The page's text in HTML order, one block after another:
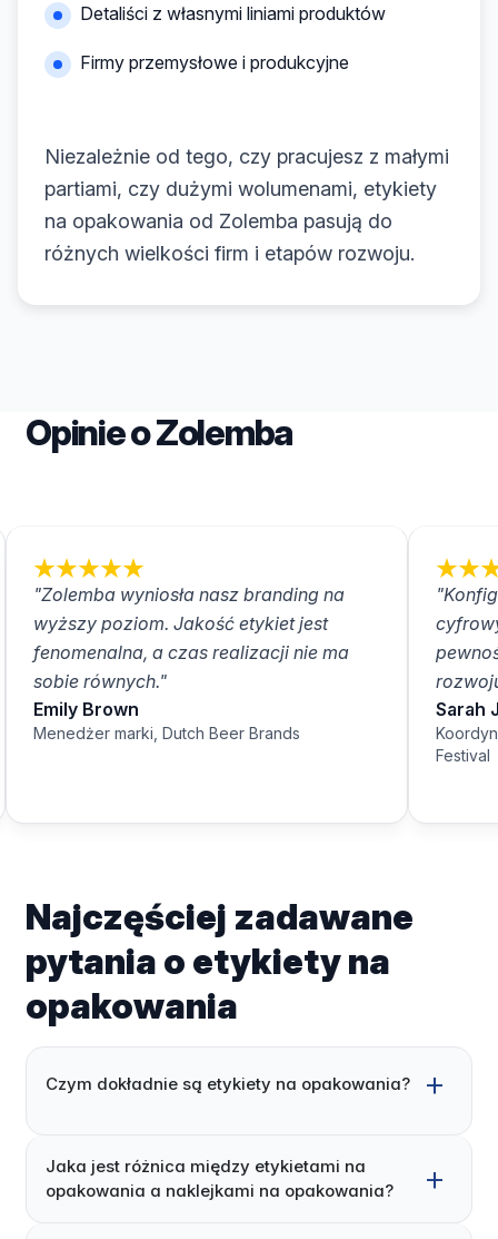
Detaliści z własnymi liniami produktów
Firmy przemysłowe i produkcyjne
Niezależnie od tego, czy pracujesz z małymi
partiami, czy dużymi wolumenami, etykiety
na opakowania od Zolemba pasują do
różnych wielkości firm i etapów rozwoju.
Opinie o Zolemba
"Zolemba wyniosła nasz branding na
wyższy poziom. Jakość etykiet jest
fenomenalna, a czas realizacji nie ma
sobie równych."
Emily Brown
Menedżer marki, Dutch Beer Brands
Sarah
Festival
Najczęściej zadawane
pytania o etykiety na
opakowania
Czym dokładnie są etykiety na opakowania?
Jaka jest różnica między etykietami na
opakowania a naklejkami na opakowania?